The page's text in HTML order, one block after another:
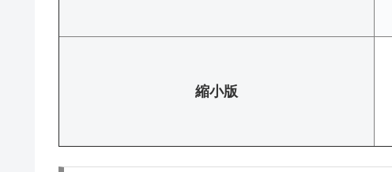
縮小版